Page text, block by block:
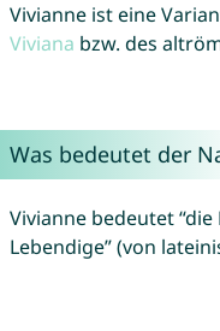
Vivianne ist eine
Viviana bzw. des
Was bedeutet der
Vivianne bedeutet “die
Lebendige” (von